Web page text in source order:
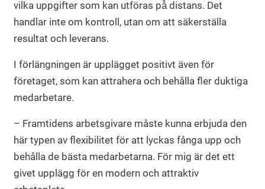
vilka uppgifter som kan utföras på̊ distans. Det
handlar inte om kontroll, utan om att säkerställa
resultat och leverans.
I förlängningen är upplägget positivt även för
företaget, som kan attrahera och behålla fler duktiga
medarbetare.
– Framtidens arbetsgivare måste kunna erbjuda den
här typen av flexibilitet för att lyckas fånga upp och
behålla de bästa medarbetarna. För mig är det ett
givet upplägg för en modern och attraktiv